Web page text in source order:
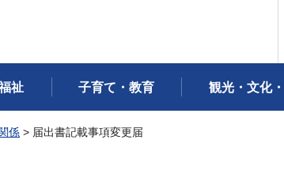
祉 子育て・教育 観光・文化
係 > 届出書記載事項変更届